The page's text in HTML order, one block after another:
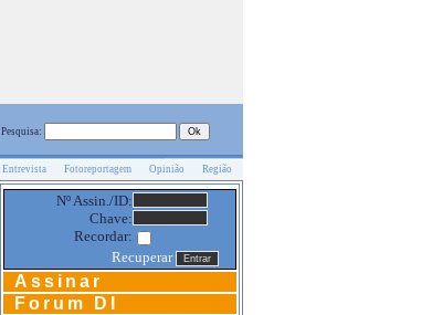
Pesquisa:
Entrevista Fotoreportagem Opinião Região
Nº Assin./ID:
Chave:
Recordar:
Recuperar
Assinar
Forum DI